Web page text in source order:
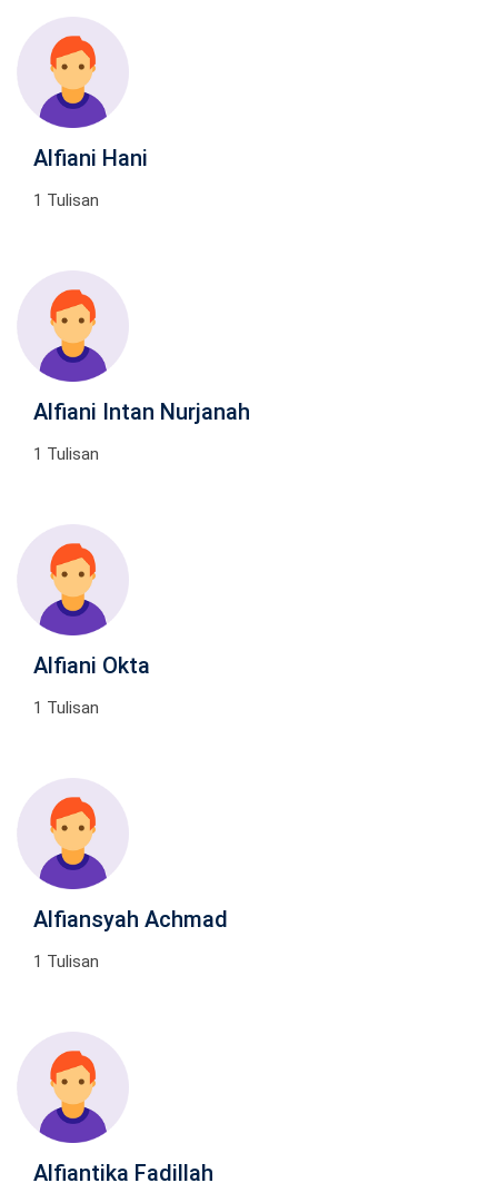
Alfiani Hani
1 Tulisan
Alfiani Intan Nurjanah
1 Tulisan
Alfiani Okta
1 Tulisan
Alfiansyah Achmad
1 Tulisan
Alfiantika Fadillah